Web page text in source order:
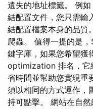
遺失的地址標籤。 例
結配置文件，您只需輸
結配置檔案本身的品質
爬蟲。 值得一提的是
鍵字庫，如果您希望
optimization 排名，它
省時間並幫助您實現重
須以相同的方式運作，
持可點擊。 網站在自